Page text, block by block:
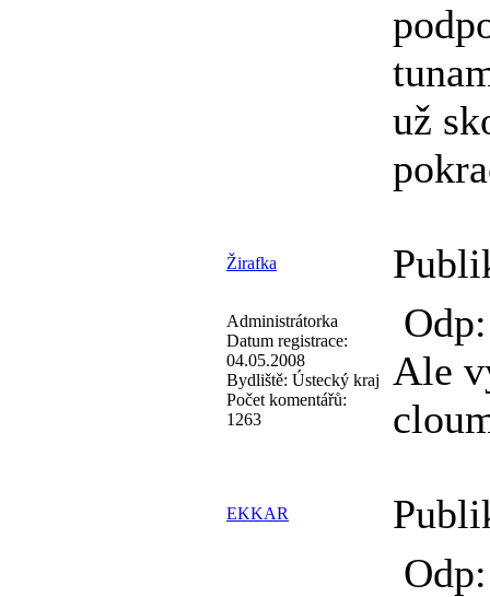
už
Žirafka
Administrátorka
Datum registrace:
04.05.2008
Bydliště: Ústecký kraj
Počet komentářů:
1263
Ale
EKKAR